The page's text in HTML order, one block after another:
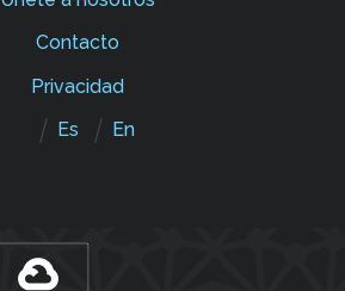
Contacto
Privacidad
Es
En